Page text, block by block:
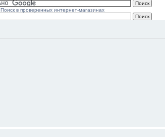
Поиск в проверенных интернет-магазинах